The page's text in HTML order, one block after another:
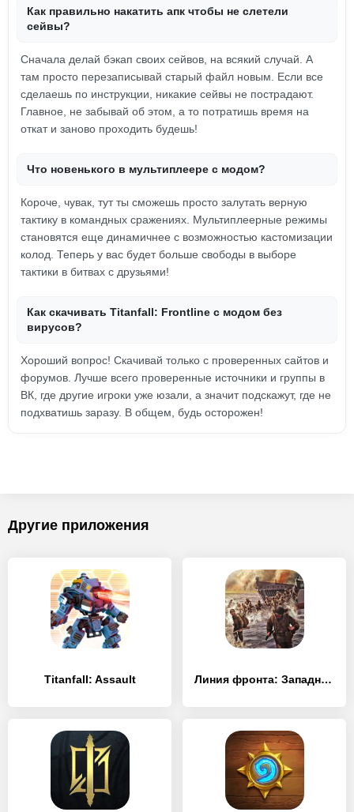
Как правильно накатить апк чтобы не слетели
сейвы?
Сначала делай бэкап своих сейвов, на всякий случай. А
там просто перезаписывай старый файл новым. Если все
сделаешь по инструкции, никакие сейвы не пострадают.
Главное, не забывай об этом, а то потратишь время на
откат и заново проходить будешь!
Что новенького в мультиплеере с модом?
Короче, чувак, тут ты сможешь просто залутать верную
тактику в командных сражениях. Мультиплеерные режимы
становятся еще динамичнее с возможностью кастомизации
колод. Теперь у вас будет больше свободы в выборе
тактики в битвах с друзьями!
Как скачивать Titanfall: Frontline с модом без
вирусов?
Хороший вопрос! Скачивай только с проверенных сайтов и
форумов. Лучше всего проверенные источники и группы в
ВК, где другие игроки уже юзали, а значит подскажут, где не
подхватишь заразу. В общем, будь осторожен!
Другие приложения
Titanfall: Assault Линия фронта: Западный фронт